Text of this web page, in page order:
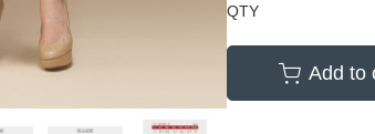
QTY
Add to